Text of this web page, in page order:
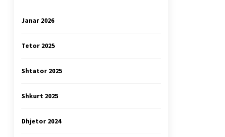
Janar 2026
Tetor 2025
Shtator 2025
Shkurt 2025
Dhjetor 2024